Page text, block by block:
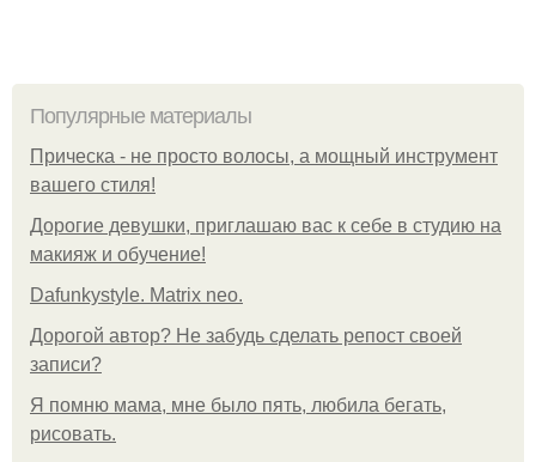
Популярные материалы
Прическа - не просто волосы, а мощный инструмент
вашего стиля!
Дорогие девушки, приглашаю вас к себе в студию на
макияж и обучение!
Dafunkystyle. Matrix neo.
Дорогой автор? Не забудь сделать репост своей
записи?
Я помню мама, мне было пять, любила бегать,
рисовать.